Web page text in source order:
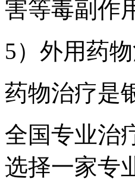
害等毒副作
5）外用药
药物治疗是
全国专业治
选择一家专